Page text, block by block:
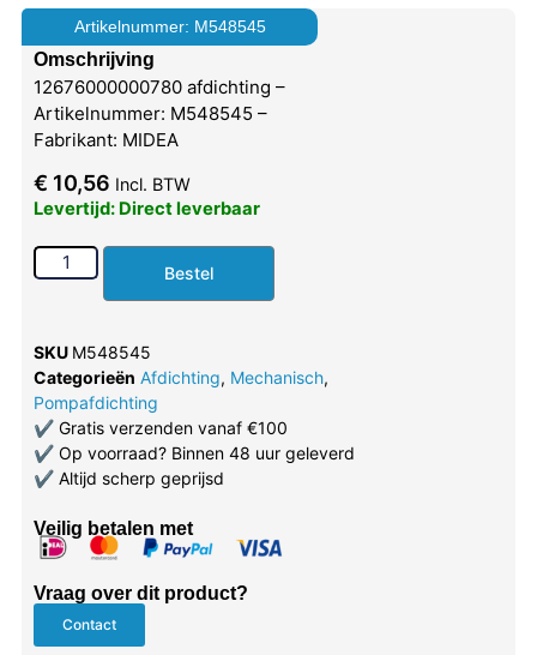
Artikelnummer: M548545
Omschrijving
12676000000780 afdichting –
Artikelnummer: M548545 –
Fabrikant: MIDEA
€ 10,56 Incl. BTW
Levertijd: Direct leverbaar
Bestel
SKU M548545
Categorieën Afdichting, Mechanisch,
Pompafdichting
✔Gratis verzenden vanaf €100
✔Op voorraad? Binnen 48 uur geleverd
✔Altijd scherp geprijsd
Veilig betalen met
Vraag over dit product?
Contact